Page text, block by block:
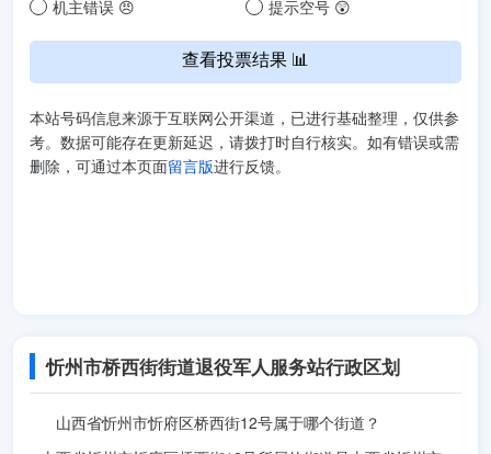
机主错误 😠
提示空号 😲
查看投票结果 📊
本站号码信息来源于互联网公开渠道，已进行基础整理，仅供参
考。数据可能存在更新延迟，请拨打时自行核实。如有错误或需
删除，可通过本页面留言版进行反馈。
忻州市桥西街街道退役军人服务站行政区划
山西省忻州市忻府区桥西街12号属于哪个街道？